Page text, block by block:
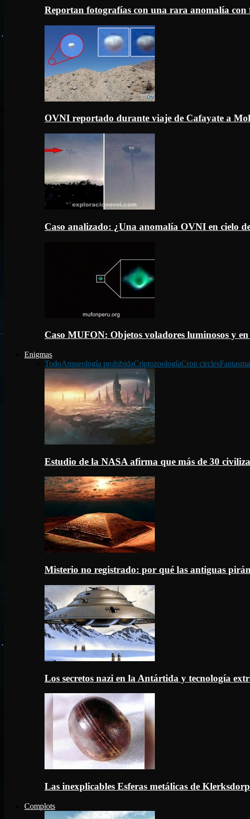
Reportan fotografías con una rara anomalía
OVNI reportado durante viaje de Cafayate a
Caso analizado: ¿Una anomalía OVNI en cielo
Caso MUFON: Objetos voladores luminosos y
Enigmas
TodoArqueología prohibidaCriptozoologíaCrop circles
Estudio de la NASA afirma que más de 30
Misterio no registrado: por qué las antiguas
Los secretos nazi en la Antártida y tecnología
Las inexplicables Esferas metálicas de Klerksdorp
Complots